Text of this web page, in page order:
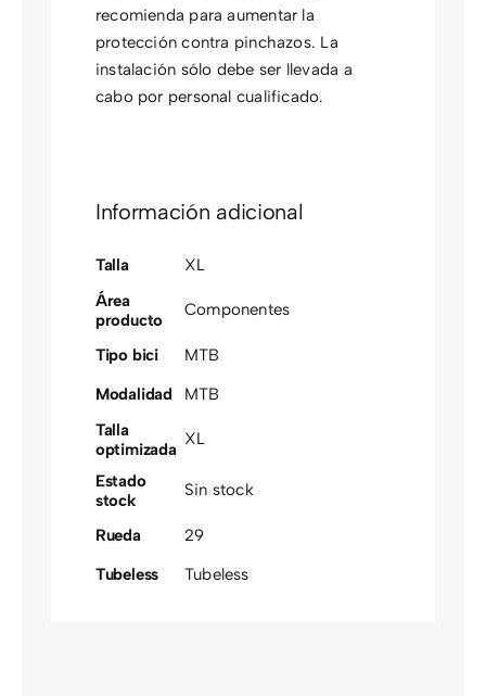
recomienda para aumentar la
protección contra pinchazos. La
instalación sólo debe ser llevada a
cabo por personal cualificado.
Información adicional
Talla
XL
Área
producto
Componentes
Tipo bici
MTB
Modalidad
MTB
Talla
optimizada
XL
Estado
stock
Sin stock
Rueda
29
Tubeless
Tubeless